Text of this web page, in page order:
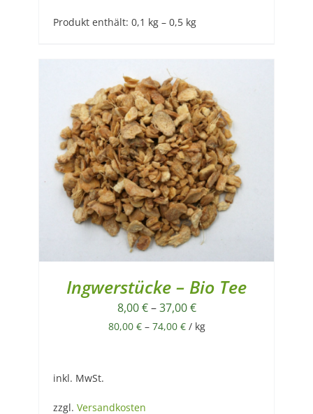
Produkt enthält: 0,1 kg – 0,5 kg
Ingwerstücke – Bio Tee
8,00€–37,00€
80,00 €– 74,00 €/ kg
inkl. MwSt.
zzgl. Versandkosten